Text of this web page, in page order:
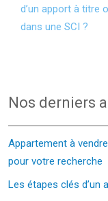
d’un apport à titre
dans une SCI ?
Nos derniers
Appartement à
pour votre recherche
Les étapes clés d’un